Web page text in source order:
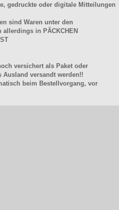
gedruckte oder digitale Mitteilungen
sind Waren unter den
in PÄCKCHEN
versichert als Paket oder
versandt werden!!
beim Bestellvorgang, vor